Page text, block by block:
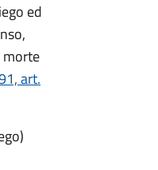
ed
morte
art.